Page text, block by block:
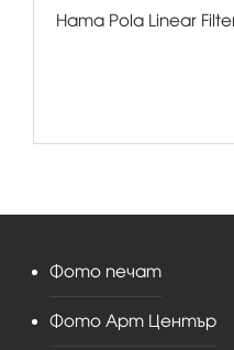
Hama Pola Linear
Фото печат
Фото Арт Център